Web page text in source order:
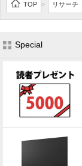
TOP > リサーチ
Special